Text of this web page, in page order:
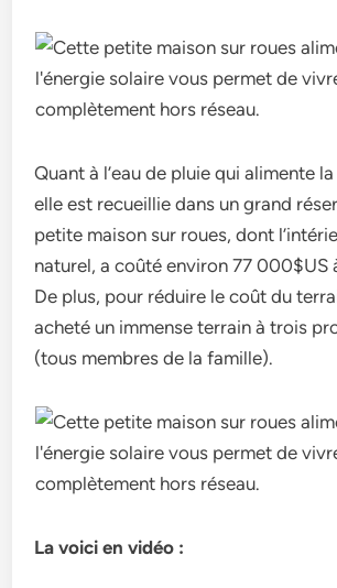
Quant à l’eau de pluie qui alimente
elle est recueillie dans un grand
petite maison sur roues, dont
naturel, a coûté environ 77 000$US
De plus, pour réduire le coût du
acheté un immense terrain à trois
(tous membres de la famille).
La voici en vidéo :